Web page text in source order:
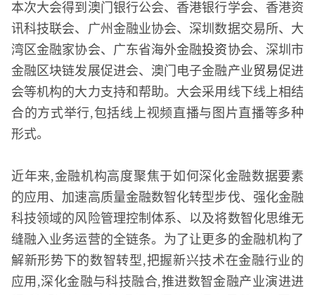
本次大会得到澳门银行公会、香港银行学会、香港资
讯科技联会、广州金融业协会、深圳数据交易所、大
湾区金融家协会、广东省海外金融投资协会、深圳市
金融区块链发展促进会、澳门电子金融产业贸易促进
会等机构的大力支持和帮助。大会采用线下线上相结
合的方式举行,包括线上视频直播与图片直播等多种
形式。
近年来,金融机构高度聚焦于如何深化金融数据要素
的应用、加速高质量金融数智化转型步伐、强化金融
科技领域的风险管理控制体系、以及将数智化思维无
缝融入业务运营的全链条。为了让更多的金融机构了
解新形势下的数智转型,把握新兴技术在金融行业的
应用,深化金融与科技融合,推进数智金融产业演进进